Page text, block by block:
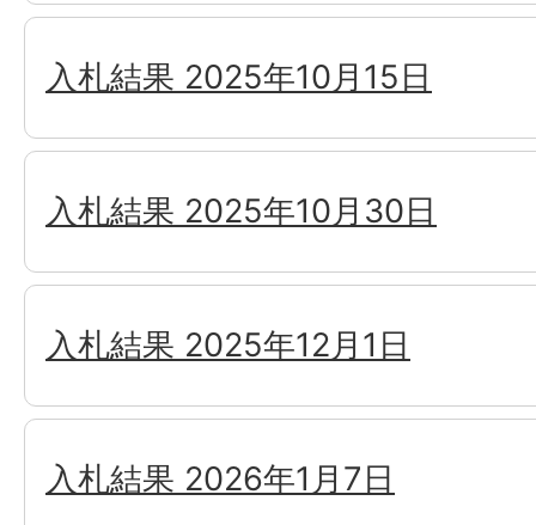
入札結果 2025年10月15日
入札結果 2025年10月30日
入札結果 2025年12月1日
入札結果 2026年1月7日